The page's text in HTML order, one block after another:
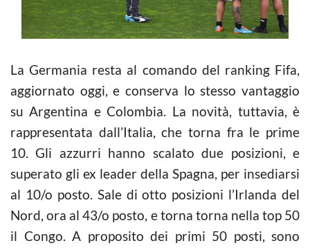
La Germania resta al comando del ranking Fifa,
aggiornato oggi, e conserva lo stesso vantaggio
su Argentina e Colombia. La novità, tuttavia, è
rappresentata dall’Italia, che torna fra le prime
10. Gli azzurri hanno scalato due posizioni, e
superato gli ex leader della Spagna, per insediarsi
al 10/o posto. Sale di otto posizioni l’Irlanda del
Nord, ora al 43/o posto, e torna torna nella top 50
il Congo. A proposito dei primi 50 posti, sono